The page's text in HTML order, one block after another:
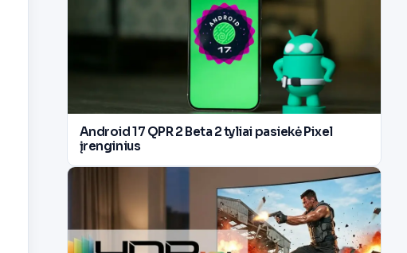
Android 17 QPR 2 Beta 2 tyliai pasiekė Pixel
įrenginius